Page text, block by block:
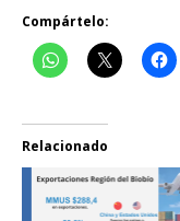
Compártelo:
Relacionado